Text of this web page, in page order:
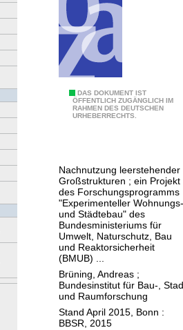
DAS DOKUMENT IST
ÖFFENTLICH ZUGÄNGLICH IM
RAHMEN DES DEUTSCHEN
URHEBERRECHTS.
a
t
o
n
e
n
f
ü
r
Nachnutzung leerstehender
Großstrukturen ; ein Projekt
des Forschungsprogramms
"Experimenteller Wohnungs-
und Städtebau" des
Bundesministeriums für
Umwelt, Naturschutz, Bau
und Reaktorsicherheit
(BMUB) ...
Brüning, Andreas ;
Bundesinstitut für Bau-,
und Raumforschung
Stand April 2015, Bonn :
BBSR, 2015